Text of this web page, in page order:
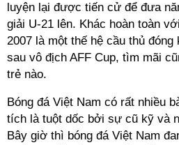
luyện lại được tiến cử để đưa
giải U-21 lên. Khác hoàn toàn
2007 là một thế hệ cầu thủ
sau vô địch AFF Cup, tìm mãi
trẻ nào.
Bóng đá Việt Nam có rất nhiều
tích là tuột dốc bởi sự cũ kỹ và
Bây giờ thì bóng đá Việt Nam